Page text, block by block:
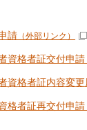
請 （外部リンク）
資格者証交付申請
資格者証内容変更
格者証再交付申請